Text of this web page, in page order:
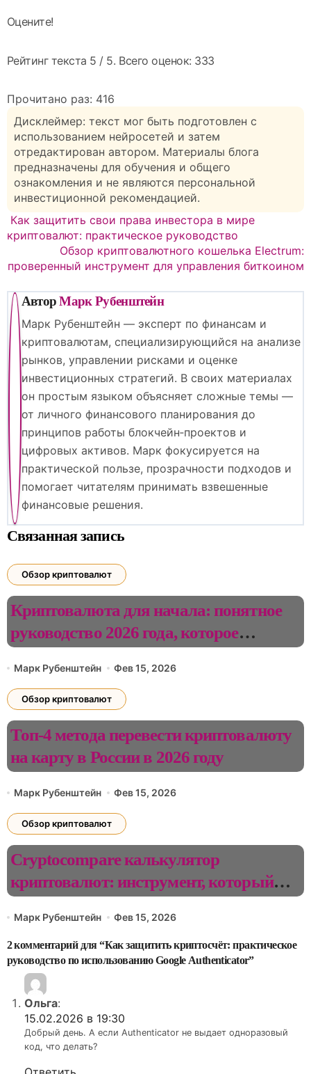
Оцените!
Рейтинг текста 5 / 5. Всего оценок: 333
Прочитано раз: 416
Дисклеймер: текст мог быть подготовлен с
использованием нейросетей и затем
отредактирован автором. Материалы блога
предназначены для обучения и общего
ознакомления и не являются персональной
инвестиционной рекомендацией.
Навигация
по
записям
Как защитить свои права инвестора в мире
криптовалют: практическое руководство
Обзор криптовалютного кошелька Electrum:
проверенный инструмент для управления биткоином
АвторМарк Рубенштейн
Марк Рубенштейн — эксперт по финансам и
криптовалютам, специализирующийся на анализе
рынков, управлении рисками и оценке
инвестиционных стратегий. В своих материалах
он простым языком объясняет сложные темы —
от личного финансового планирования до
принципов работы блокчейн‑проектов и
цифровых активов. Марк фокусируется на
практической пользе, прозрачности подходов и
помогает читателям принимать взвешенные
финансовые решения.
Связанная запись
Обзор криптовалют
Криптовалюта для начала: понятное
руководство 2026 года, которое
Марк Рубенштейн Фев 15, 2026
Обзор криптовалют
Топ-4 метода перевести криптовалюту
на карту в России в 2026 году
Марк Рубенштейн Фев 15, 2026
Обзор криптовалют
Cryptocompare калькулятор
криптовалют: инструмент, который
рисках
Марк Рубенштейн Фев 15, 2026
2 комментарий для “Как защитить криптосчёт: практическое
руководство по использованию Google Authenticator”
Ольга:
15.02.2026 в 19:30
Добрый день. А если Authenticator не выдает одноразовый
код, что делать?